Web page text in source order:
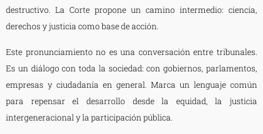
destructivo. La Corte propone un camino intermedio: ciencia,
derechos y justicia como base de acción.
Este pronunciamiento no es una conversación entre tribunales.
Es un diálogo con toda la sociedad: con gobiernos, parlamentos,
empresas y ciudadanía en general. Marca un lenguaje común
para repensar el desarrollo desde la equidad, la justicia
intergeneracional y la participación pública.